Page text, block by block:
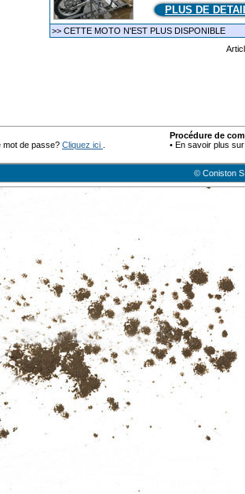
PLUS DE
>> CETTE MOTO N'EST PLUS DISPONIBLE
mot de passe? Cliquez ici
Procédure de
• En savoir plus
© Coniston